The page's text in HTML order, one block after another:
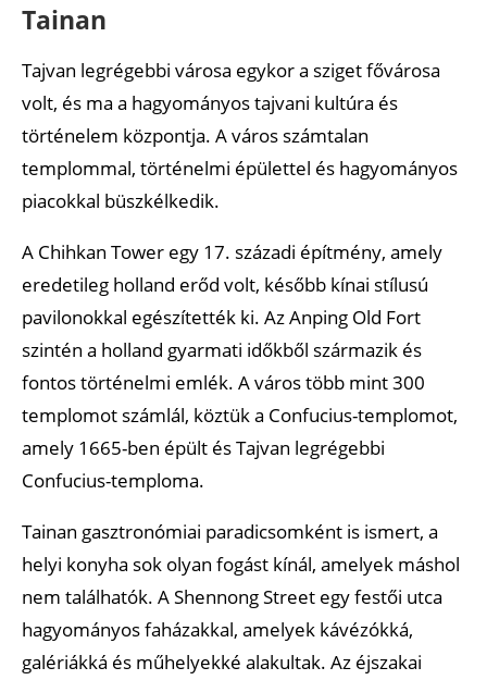
Tainan
Tajvan legrégebbi városa egykor a sziget fővárosa
volt, és ma a hagyományos tajvani kultúra és
történelem központja. A város számtalan
templommal, történelmi épülettel és hagyományos
piacokkal büszkélkedik.
A Chihkan Tower egy 17. századi építmény, amely
eredetileg holland erőd volt, később kínai stílusú
pavilonokkal egészítették ki. Az Anping Old Fort
szintén a holland gyarmati időkből származik és
fontos történelmi emlék. A város több mint 300
templomot számlál, köztük a Confucius-templomot,
amely 1665-ben épült és Tajvan legrégebbi
Confucius-temploma.
Tainan gasztronómiai paradicsomként is ismert, a
helyi konyha sok olyan fogást kínál, amelyek máshol
nem találhatók. A Shennong Street egy festői utca
hagyományos faházakkal, amelyek kávézókká,
galériákká és műhelyekké alakultak. Az éjszakai